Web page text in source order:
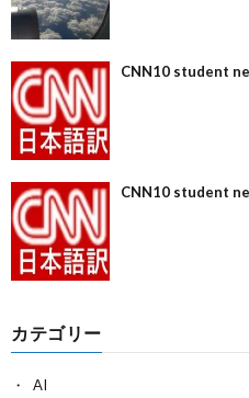
CNN10 student
CNN10 student
カテゴリー
AI